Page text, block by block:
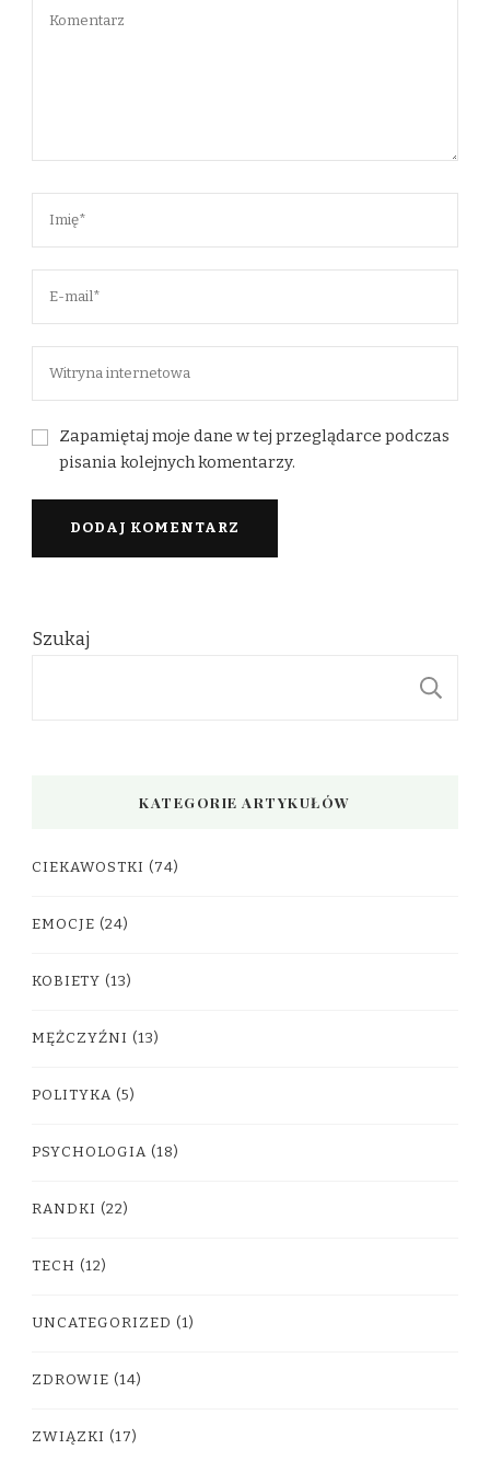
Zapamiętaj moje dane w tej przeglądarce podczas
pisania kolejnych komentarzy.
Szukaj
KATEGORIE ARTYKUŁÓW
CIEKAWOSTKI (74)
EMOCJE (24)
KOBIETY (13)
MĘŻCZYŹNI (13)
POLITYKA (5)
PSYCHOLOGIA (18)
RANDKI (22)
TECH (12)
UNCATEGORIZED (1)
ZDROWIE (14)
ZWIĄZKI (17)